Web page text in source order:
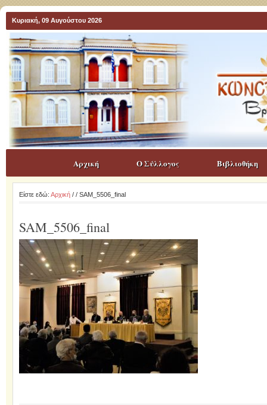
Κυριακή, 09 Αυγούστου 2026
Αρχική Ο Σύλλογος Βιβλιοθήκη
Είστε εδώ: Αρχική/ / SAM_5506_final
SAM_5506_final